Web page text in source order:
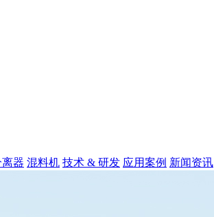
器 混料机 技术 & 研发 应用案例 新闻资讯